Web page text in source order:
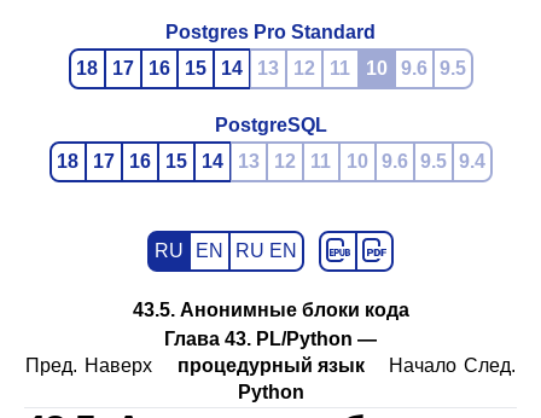
Postgres Pro Standard
18
17 16 15 14 13 12 11 10 9.6 9.5
PostgreSQL
18
17 16 15 14 13 12 11 10 9.6 9.5 9.4
RU EN RU EN
43.5. Анонимные блоки кода
Пред. Наверх
Глава 43. PL/Python —
процедурный язык
Python
Начало След.